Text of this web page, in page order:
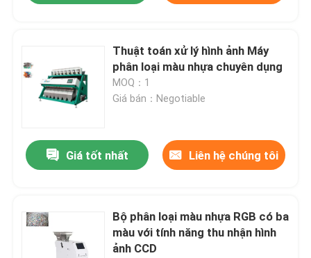
Thuật toán xử lý hình ảnh Máy
phân loại màu nhựa chuyên dụng
MOQ：1
Giá bán：Negotiable
Giá tốt nhất Liên hệ chúng tôi
Bộ phân loại màu nhựa RGB có ba
màu với tính năng thu nhận hình
ảnh CCD